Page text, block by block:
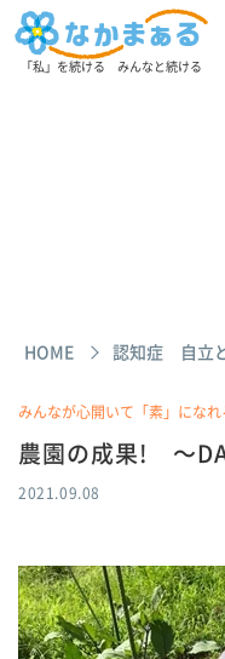
「私」を続ける みんなと続ける
HOME 認知症 自立
みんなが心開いて「素」にな
農園の成果! ～
2021.09.08